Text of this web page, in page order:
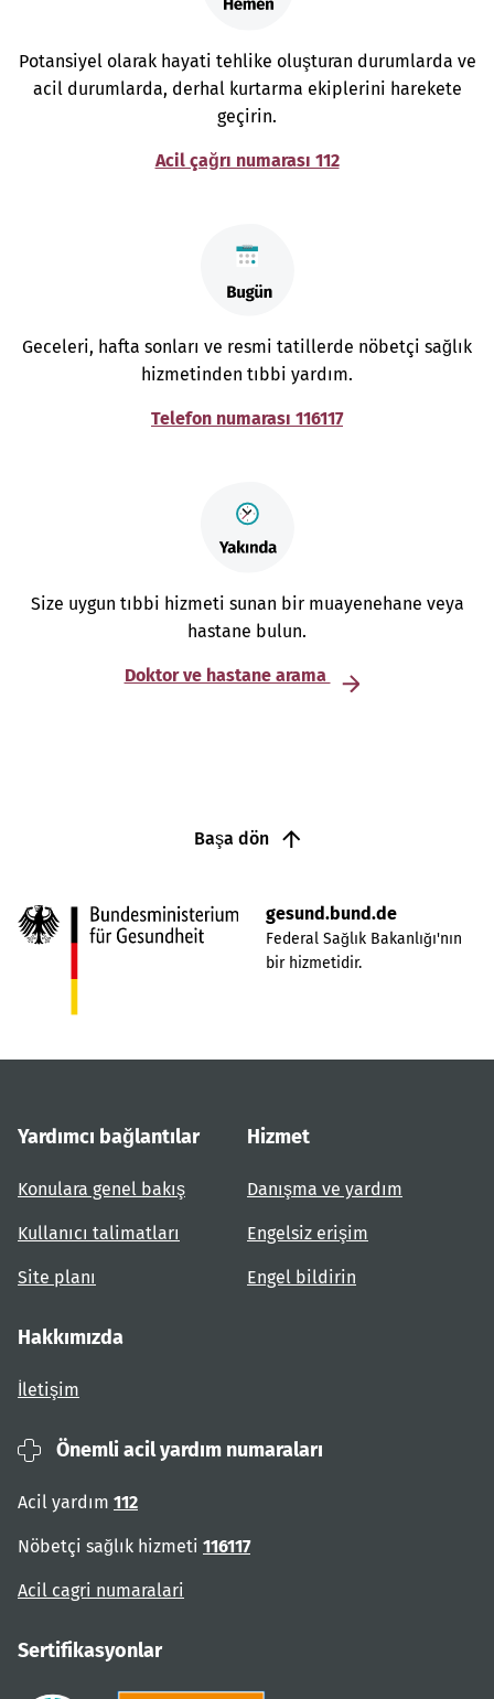
Potansiyel olarak hayati tehlike oluşturan durumlarda ve
acil durumlarda, derhal kurtarma ekiplerini harekete
geçirin.
Acil çağrı numarası 112
Geceleri, hafta sonları ve resmi tatillerde nöbetçi sağlık
hizmetinden tıbbi yardım.
Telefon numarası 116117
Size uygun tıbbi hizmeti sunan bir muayenehane veya
hastane bulun.
Doktor ve hastane arama
Başa dön
gesund.bund.de
Federal Sağlık Bakanlığı'nın
bir hizmetidir.
Yardımcı bağlantılar
Konulara genel bakış
Kullanıcı talimatları
Site planı
Hizmet
Danışma ve yardım
Engelsiz erişim
Engel bildirin
Hakkımızda
İletişim
Önemli acil yardım numaraları
Acil yardım 112
Nöbetçi sağlık hizmeti 116117
Acil cagri numaralari
Sertifikasyonlar